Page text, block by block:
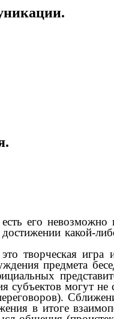
его
какой-
творческая игра
предмета
могут
в итоге